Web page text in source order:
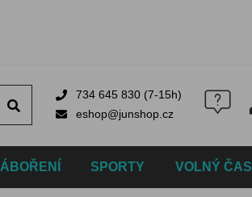
734 645 830 (7-15h)
eshop@junshop.cz
SPORTY VOLNÝ ČAS